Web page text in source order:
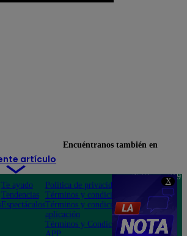
X
artículo
Encuéntranos también en
Te ayudo
Tendencias
Espectáculos
Política de privacidad
Términos y condiciones
Términos y condiciones
aplicación
Términos y Condiciones
APP
Teléfono: 219
Av. San
Felipe 968
Jesús María